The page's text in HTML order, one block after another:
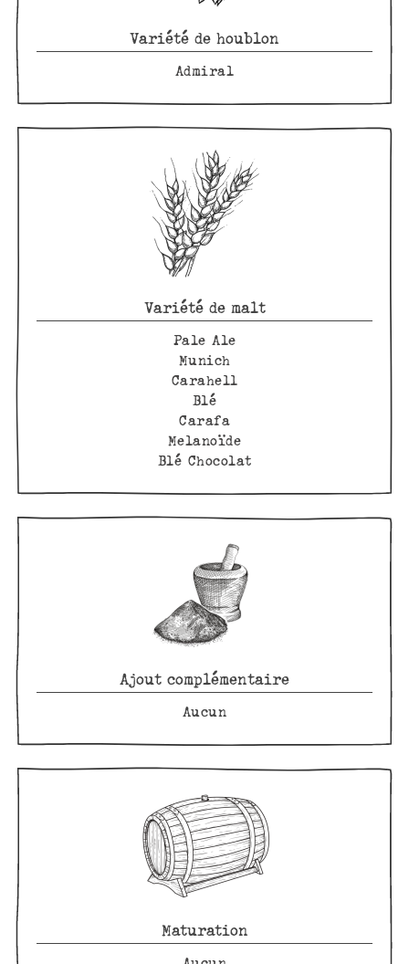
Variété de houblon
Admiral
Variété de malt
Pale Ale
Munich
Carahell
Blé
Carafa
Melanoïde
Blé Chocolat
Ajout complémentaire
Aucun
Maturation